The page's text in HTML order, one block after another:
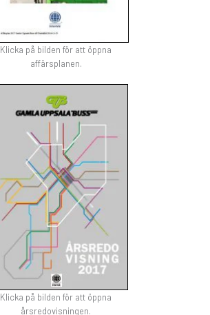
Klicka på bilden för att öppna
affärsplanen.
Klicka på bilden för att öppna
årsredovisningen.